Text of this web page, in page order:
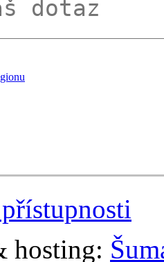
hosting: